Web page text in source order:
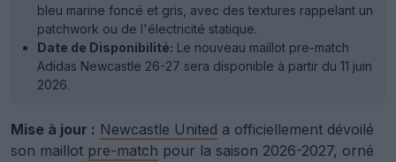
bleu marine foncé et gris, avec des textures rappelant un
patchwork ou de l'électricité statique.
Date de Disponibilité: Le nouveau maillot pre-match
Adidas Newcastle 26-27 sera disponible à partir du 11 juin
2026.
Mise à jour : Newcastle United a officiellement dévoilé
son maillot pre-match pour la saison 2026-2027, orné